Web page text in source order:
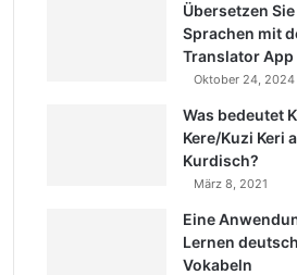
Übersetzen
Sprachen mit
Translator App
Oktober 24, 2024
Was bedeutet
Kere/Kuzi Keri
Kurdisch?
März 8, 2021
Eine
Lernen
Vokabeln